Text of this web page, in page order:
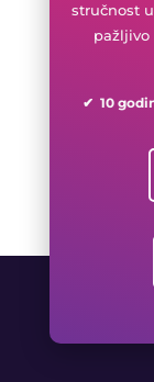
stručnost
✔ 10